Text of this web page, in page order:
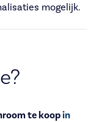
mogelijk.
te koopin